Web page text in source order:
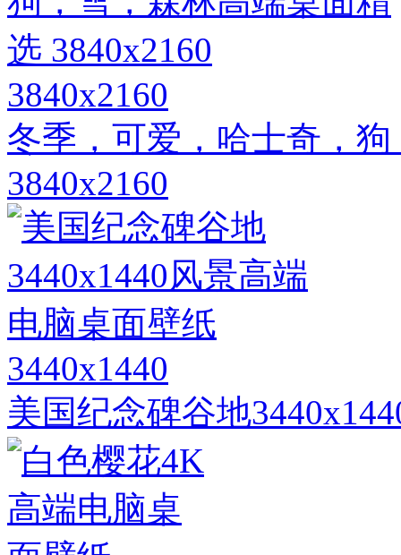
3840x2160
冬季，可爱，哈士奇，
3840x2160
3440x1440
美国纪念碑谷地